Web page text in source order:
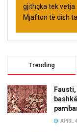
gjithçka tek
Mjafton të dish
Trending
APRIL